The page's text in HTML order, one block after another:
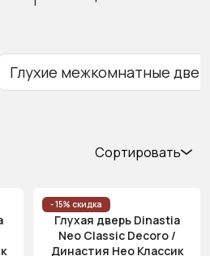
Глухие межкомнатные
Сортировать
Цена
(возр.)
Цена (убыв.)
- 15% скидка
Глухая дверь Dinastia
Neo Classic Decoro /
Династия Нео Классик